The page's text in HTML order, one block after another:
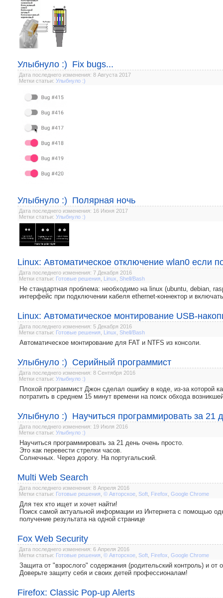
Улыбнуло :) Fix bugs...
Дата последнего изменения: 8 Августа 2017
Метки статьи: Улыбнуло :)
Улыбнуло :) Полярная ночь
Дата последнего изменения: 16 Июня 2017
Метки статьи: Улыбнуло :)
Linux: Автоматическое отключение wlan0 если
Дата последнего изменения: 7 Декабря 2016
Метки статьи: Готовые решения Linux Shell/Bash
Не стандартная проблема: необходимо на linux (ubuntu, debian,
интерфейс при подключении кабеля ethernet-коннектор и
Linux: Автоматическое монтирование USB-
Дата последнего изменения: 5 Декабря 2016
Метки статьи: Готовые решения Linux Shell/Bash
Автоматическое монтирование для FAT и NTFS из консоли.
Улыбнуло :) Серийный программист
Дата последнего изменения: 8 Сентября 2016
Метки статьи: Улыбнуло :)
Плохой программист Джон сделал ошибку в коде, из-за которой
потратить в среднем 15 минут времени на поиск обхода
Улыбнуло :) Научиться программировать за 21
Дата последнего изменения: 19 Июля 2016
Метки статьи: Улыбнуло :)
Научиться программировать за 21 день очень просто.
Это как перевести стрелки часов.
Солнечных. Через дорогу. На португальский.
Multi Web Search
Дата последнего изменения: 8 Апреля 2016
Метки статьи: Готовые решения © Авторское Soft Firefox Google Chrome
Для тех кто ищет и хочет найти!
Поиск самой актуальной информации из Интернета с помощью
получение результата на одной странице
Fox Web Security
Дата последнего изменения: 6 Апреля 2016
Метки статьи: Готовые решения © Авторское Soft Firefox Google Chrome
Защита от "взрослого" содержания (родительский контроль) и от
Доверьте защиту себя и своих детей профессионалам!
Firefox: Classic Pop-up Alerts